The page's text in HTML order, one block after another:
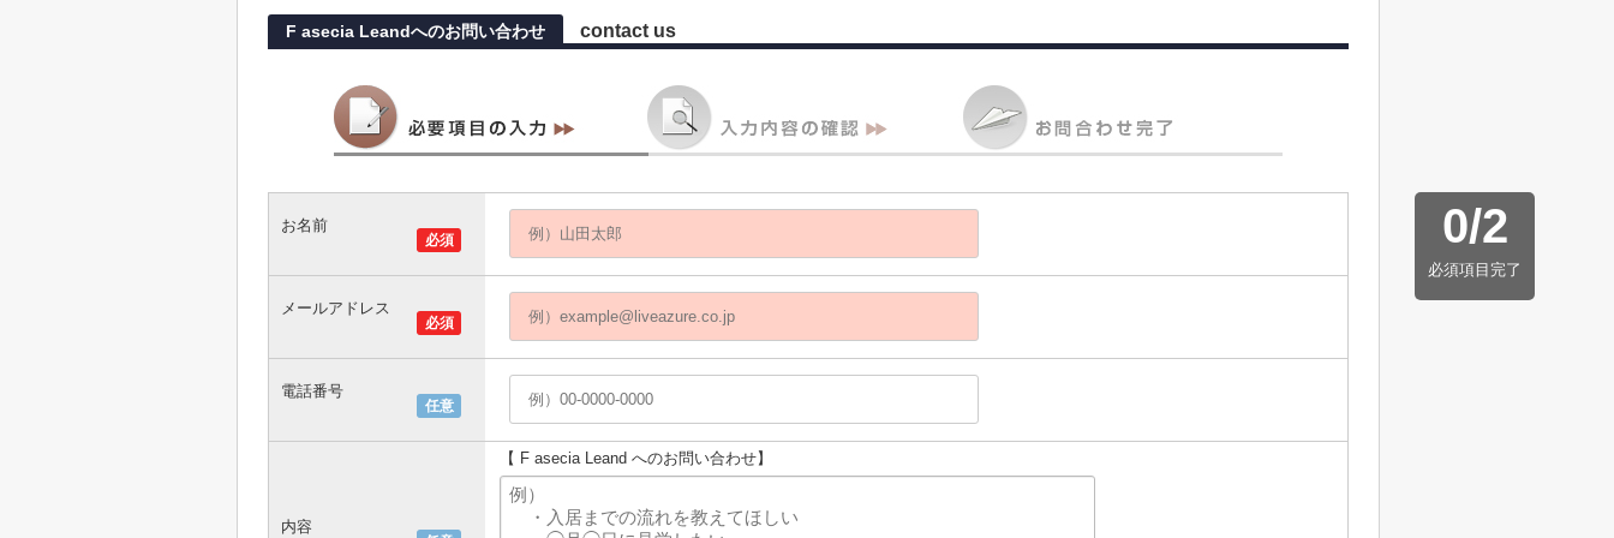
F asecia Leandへのお問い合わせ contact us
0/2
必須項目完了
必須
お名前
必須
メールアドレス
任意
電話番号
内容
【 F asecia Leand へのお問い合わせ】